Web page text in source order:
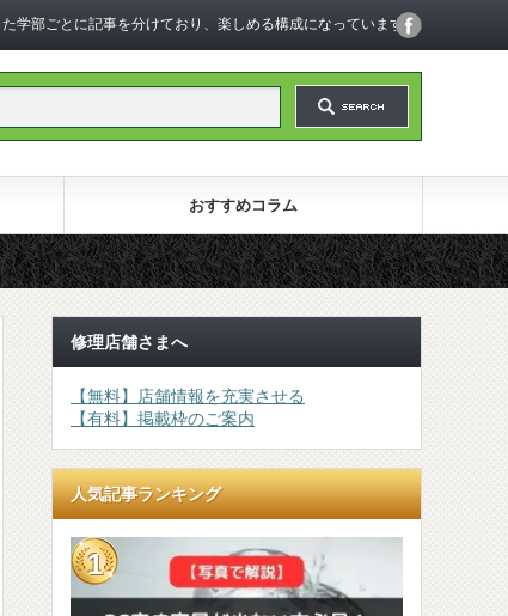
部ごとに記事を分けており、楽しめる構成になっています。
おすすめコラム
修理店舗さまへ
【無料】店舗情報を充実させる
【有料】掲載枠のご案内
人気記事ランキング